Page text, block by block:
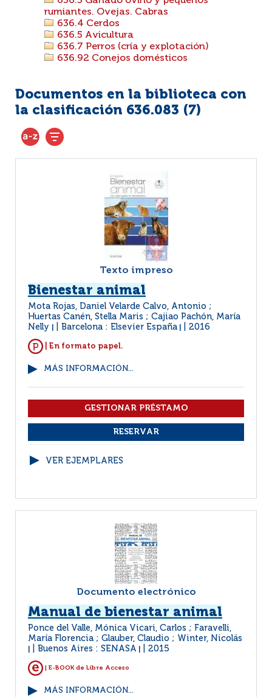
rumiantes. Ovejas. Cabras
636.4 Cerdos
636.5 Avicultura
636.7 Perros (cría y explotación)
636.92 Conejos domésticos
Documentos en la biblioteca con
la clasificación 636.083 (7)
Texto impreso
Bienestar animal
Mota Rojas, Daniel Velarde Calvo, Antonio ;
Huertas Canén, Stella Maris ; Cajiao Pachón, María
Nelly
Barcelona : Elsevier España 2016
| En formato papel.
MÁS INFORMACIÓN...
VER EJEMPLARES
Documento electrónico
Manual de bienestar animal
Ponce del Valle, Mónica Vicari, Carlos ; Faravelli,
María Florencia ; Glauber, Claudio ; Winter, Nicolás
Buenos Aires : SENASA 2015
| E-BOOK de Libre Acceso
MÁS INFORMACIÓN...